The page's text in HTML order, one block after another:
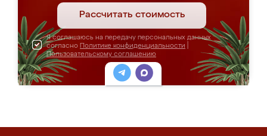
Рассчитать стоимость
Я соглашаюсь на передачу персональных данных
согласно Политике конфиденциальности
Пользовательскому соглашению